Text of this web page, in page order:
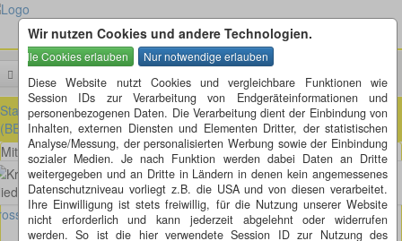
Wir nutzen Cookies und andere Technologien.
Diese Website nutzt Cookies und vergleichbare Funktionen wie
Session IDs zur Verarbeitung von Endgeräteinformationen und
personenbezogenen Daten. Die Verarbeitung dient der Einbindung von
Inhalten, externen Diensten und Elementen Dritter, der statistischen
Analyse/Messung, der personalisierten Werbung sowie der Einbindung
sozialer Medien. Je nach Funktion werden dabei Daten an Dritte
weitergegeben und an Dritte in Ländern in denen kein angemessenes
Datenschutzniveau vorliegt z.B. die USA und von diesen verarbeitet.
Ihre Einwilligung ist stets freiwillig, für die Nutzung unserer Website
nicht erforderlich und kann jederzeit abgelehnt oder widerrufen
werden. So ist die hier verwendete Session ID zur Nutzung des
Startseite » ausländische Kreisel » Schweiz » Bern (BE) » Niederbipp
(BE)
Mitten im Ort an der Strecke Olten-Solothurn in Niederbipp
Bild anzeigen